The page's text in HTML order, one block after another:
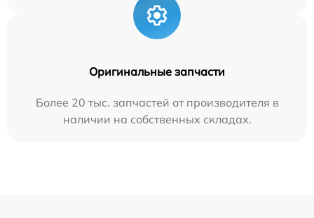
Оригинальные запчасти
Более 20 тыс. запчастей от производителя в
наличии на собственных складах.